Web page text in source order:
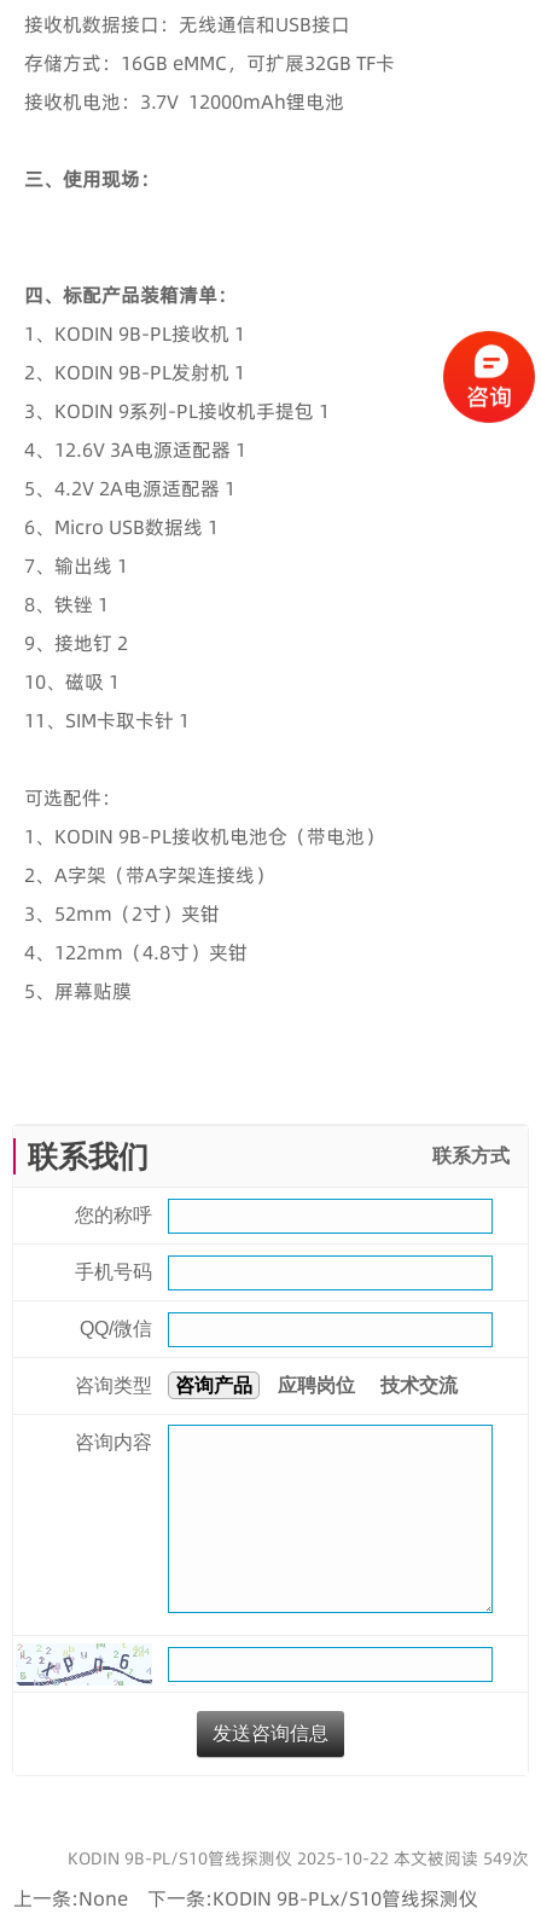
接收机数据接口：无线通信和USB接口
存储方式：16GB eMMC，可扩展32GB TF卡
接收机电池：3.7V 12000mAh锂电池
三、使用现场：
四、标配产品装箱清单：
1、KODIN 9B-PL接收机 1
2、KODIN 9B-PL发射机 1
3、KODIN 9系列-PL接收机手提包 1
4、12.6V 3A电源适配器 1
5、4.2V 2A电源适配器 1
6、Micro USB数据线 1
7、输出线 1
8、铁锉 1
9、接地钉 2
10、磁吸 1
11、SIM卡取卡针 1
可选配件：
1、KODIN 9B-PL接收机电池仓（带电池）
2、A字架（带A字架连接线）
3、52mm（2寸）夹钳
4、122mm（4.8寸）夹钳
5、屏幕贴膜
联系我们 联系方式
您的称呼
手机号码
QQ/微信
咨询类型 咨询产品 应聘岗位 技术交流
咨询内容
KODIN 9B-PL/S10管线探测仪 2025-10-22 本文被阅读 549次
上一条:None 下一条:KODIN 9B-PLx/S10管线探测仪